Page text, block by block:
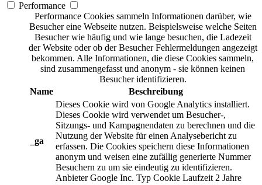
Performance
Performance Cookies sammeln Informationen darüber, wie
Besucher eine Webseite nutzen. Beispielsweise welche Seiten
Besucher wie häufig und wie lange besuchen, die Ladezeit
der Website oder ob der Besucher Fehlermeldungen angezeigt
bekommen. Alle Informationen, die diese Cookies sammeln,
sind zusammengefasst und anonym - sie können keinen
Besucher identifizieren.
Name
Beschreibung
_ga
Dieses Cookie wird von Google Analytics installiert.
Dieses Cookie wird verwendet um Besucher-,
Sitzungs- und Kampagnendaten zu berechnen und die
Nutzung der Website für einen Analysebericht zu
erfassen. Die Cookies speichern diese Informationen
anonym und weisen eine zufällig generierte Nummer
Besuchern zu um sie eindeutig zu identifizieren.
Anbieter Google Inc. Typ Cookie Laufzeit 2 Jahre